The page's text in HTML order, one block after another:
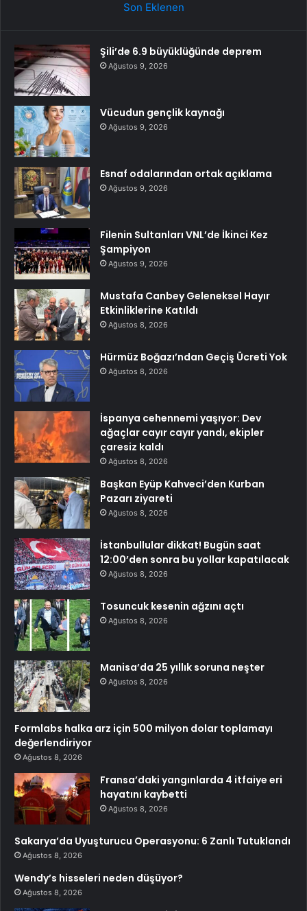
Son Eklenen
Şili’de 6.9 büyüklüğünde deprem
Ağustos 9, 2026
Vücudun gençlik kaynağı
Ağustos 9, 2026
Esnaf odalarından ortak açıklama
Ağustos 9, 2026
Filenin Sultanları VNL’de İkinci Kez
Şampiyon
Ağustos 9, 2026
Mustafa Canbey Geleneksel Hayır
Etkinliklerine Katıldı
Ağustos 8, 2026
Hürmüz Boğazı’ndan Geçiş Ücreti Yok
Ağustos 8, 2026
İspanya cehennemi yaşıyor: Dev
ağaçlar cayır cayır yandı, ekipler
çaresiz kaldı
Ağustos 8, 2026
Başkan Eyüp Kahveci’den Kurban
Pazarı ziyareti
Ağustos 8, 2026
İstanbullular dikkat! Bugün saat
12:00’den sonra bu yollar kapatılacak
Ağustos 8, 2026
Tosuncuk kesenin ağzını açtı
Ağustos 8, 2026
Manisa’da 25 yıllık soruna neşter
Ağustos 8, 2026
Formlabs halka arz için 500 milyon dolar toplamayı
değerlendiriyor
Ağustos 8, 2026
Fransa’daki yangınlarda 4 itfaiye eri
hayatını kaybetti
Ağustos 8, 2026
Sakarya’da Uyuşturucu Operasyonu: 6 Zanlı Tutuklandı
Ağustos 8, 2026
Wendy’s hisseleri neden düşüyor?
Ağustos 8, 2026